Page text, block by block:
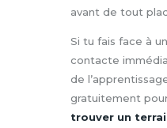
avant de tout
Si tu fais face à
contacte
de
gratuitement
trouver un